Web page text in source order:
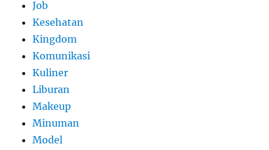
Job
Kesehatan
Kingdom
Komunikasi
Kuliner
Liburan
Makeup
Minuman
Model